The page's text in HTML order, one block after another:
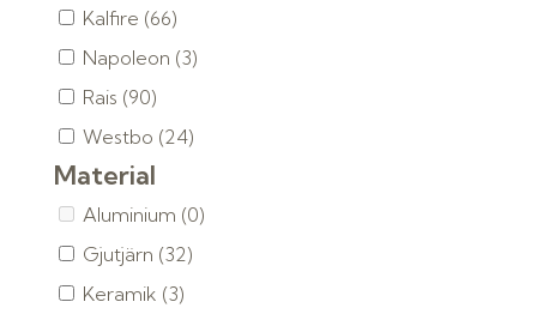
Kalfire (66)
Napoleon (3)
Rais (90)
Westbo (24)
Material
Aluminium (0)
Gjutjärn (32)
Keramik (3)